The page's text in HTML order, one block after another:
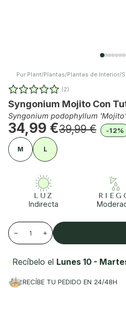
Pur Plant/Plantas/Plantas de Interior/
(2)
Syngonium Mojito Con
Syngonium podophyllum 'Mojito'
34,99 €39,99 € -12%
M L
LUZ
Indirecta
Recíbelo el Lunes 10 -
− +
RECÍBE TU PEDIDO EN 24/48H